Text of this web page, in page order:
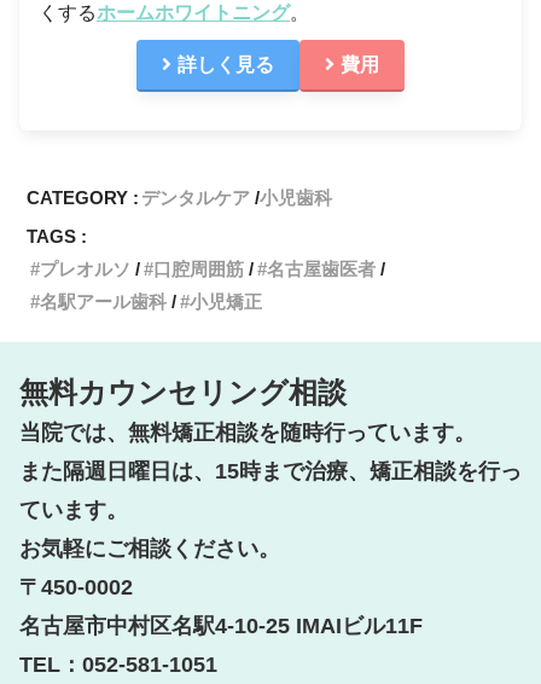
くするホームホワイトニング。
詳しく見る 費用
CATEGORY : デンタルケア 小児歯科
TAGS :
プレオルソ
口腔周囲筋
名古屋歯医者
名駅アール歯科
小児矯正
無料カウンセリング相談
当院では、無料矯正相談を随時行っています。
また隔週日曜日は、15時まで治療、矯正相談を行っ
ています。
お気軽にご相談ください。
〒450-0002
名古屋市中村区名駅4-10-25 IMAIビル11F
TEL：052-581-1051